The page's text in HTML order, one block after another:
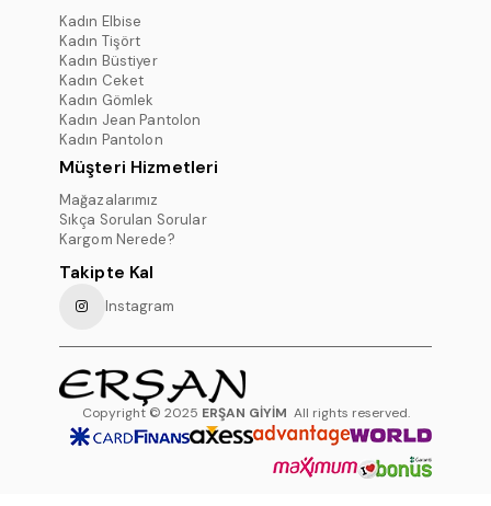
Kadın Elbise
Kadın Tişört
Kadın Büstiyer
Kadın Ceket
Kadın Gömlek
Kadın Jean Pantolon
Kadın Pantolon
Müşteri Hizmetleri
Mağazalarımız
Sıkça Sorulan Sorular
Kargom Nerede?
Takipte Kal
Instagram
Copyright © 2025 ERŞAN GİYİM All rights reserved.